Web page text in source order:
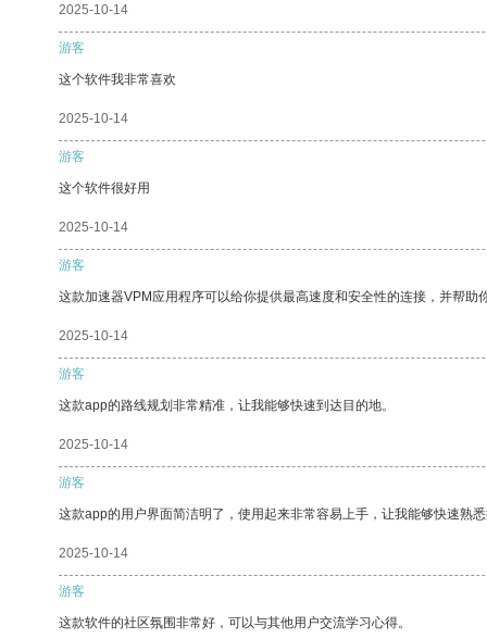
2025-10-14
游客
这个软件我非常喜欢
2025-10-14
游客
这个软件很好用
2025-10-14
游客
这款加速器VPM应用程序可以给你提供最高速度和安全性的连接，并帮助
2025-10-14
游客
这款app的路线规划非常精准，让我能够快速到达目的地。
2025-10-14
游客
这款app的用户界面简洁明了，使用起来非常容易上手，让我能够快速熟
2025-10-14
游客
这款软件的社区氛围非常好，可以与其他用户交流学习心得。